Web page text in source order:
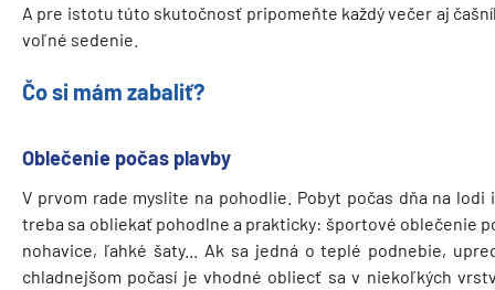
A pre istotu túto skutočnosť pripomeňte každý večer aj
voľné sedenie.
Čo si mám zabaliť?
Oblečenie počas plavby
V prvom rade myslite na pohodlie. Pobyt počas dňa na
treba sa obliekať pohodlne a prakticky: športové oblečenie
nohavice, ľahké šaty... Ak sa jedná o teplé podnebie,
chladnejšom počasí je vhodné obliecť sa v niekoľkých